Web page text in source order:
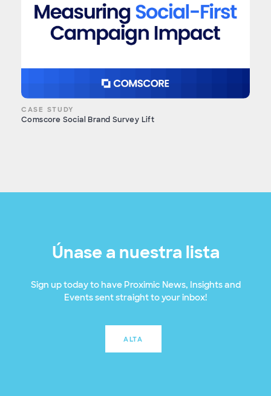
CASE STUDY
Comscore Social Brand Survey Lift
Únase a nuestra lista
Sign up today to have Proximic News, Insights and
Events sent straight to your inbox!
ALTA